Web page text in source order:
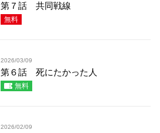
第７話 共同戦線
無料
2026/03/09
第６話 死にたかった人
無料
2026/02/09